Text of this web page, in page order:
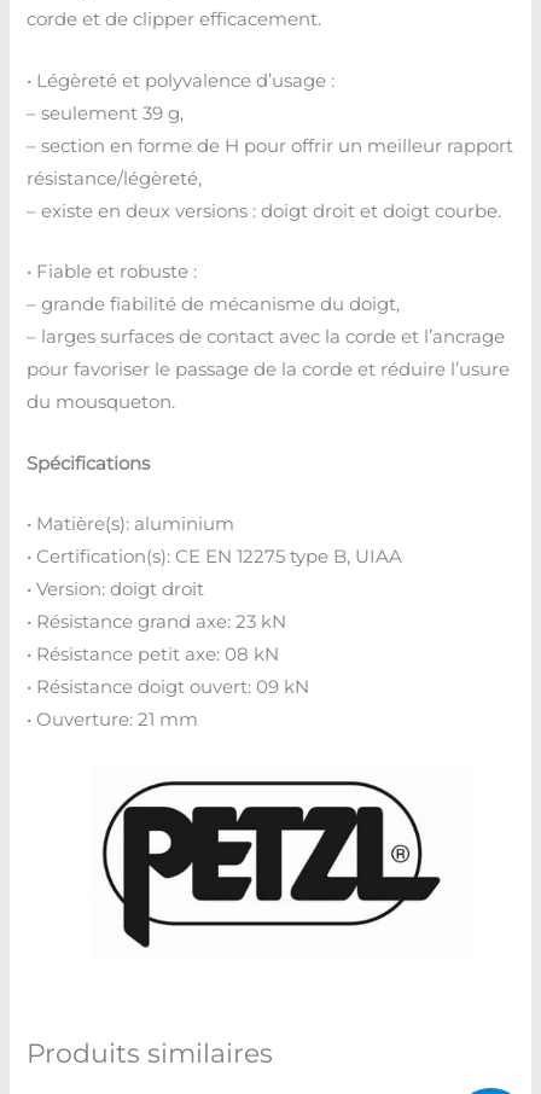
corde et de clipper efficacement.
• Légèreté et polyvalence d’usage :
– seulement 39 g,
– section en forme de H pour offrir un meilleur rapport
résistance/légèreté,
– existe en deux versions : doigt droit et doigt courbe.
• Fiable et robuste :
– grande fiabilité de mécanisme du doigt,
– larges surfaces de contact avec la corde et l’ancrage
pour favoriser le passage de la corde et réduire l’usure
du mousqueton.
Spécifications
• Matière(s): aluminium
• Certification(s): CE EN 12275 type B, UIAA
• Version: doigt droit
• Résistance grand axe: 23 kN
• Résistance petit axe: 08 kN
• Résistance doigt ouvert: 09 kN
• Ouverture: 21 mm
Produits similaires